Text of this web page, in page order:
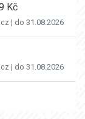
Kč
| do 31.08.2026
| do 31.08.2026